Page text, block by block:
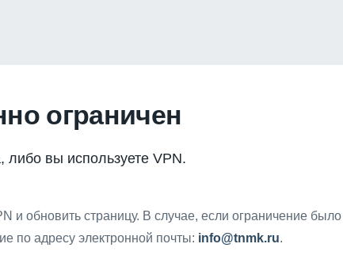
ограничен
либо вы используете VPN.
и обновить страницу. В случае, если ограничение было
по адресу электронной почты: info@tnmk.ru.